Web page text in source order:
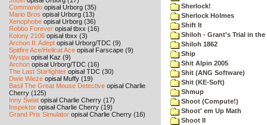
Commando opisał Urborg (35)
Mario Bros opisał Urborg (13)
Xenophobe opisał Urborg (36)
Robbo Forever opisał tbxx (16)
Kolony 2106 opisał tbxx (3)
Archon II: Adept opisał Urborg/TDC (9)
Spitfire Ace/Hellcat Ace opisał Farscape (9)
Wyspa opisał Kaz (9)
Archon opisał Urborg/TDC (16)
The Last Starfighter opisał TDC (30)
Dwie Wieże opisał Muffy (19)
Basil The Great Mouse Detective opisał Charlie
Cherry (125)
Inny Świat opisał Charlie Cherry (17)
Inspektor opisał Charlie Cherry (19)
Grand Prix Simulator opisał Charlie Cherry (16)
Sherlock!
Sherlock Holmes
Shift It
Shiloh - Grant's Trial in the
Shiloh 1862
Ship
Shit Alpin 2005
Shit (ANG Software)
Shit (KE-Soft)
Shmup
Shoot (Compute!)
Shoot' em Up Math
Shoot II